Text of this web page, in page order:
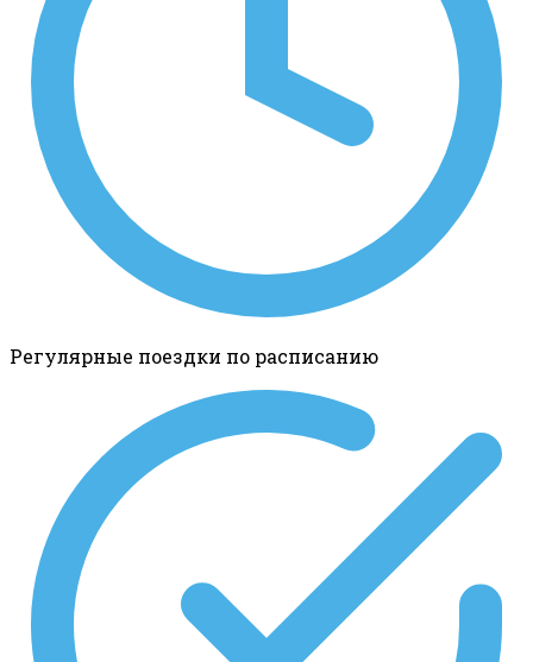
Регулярные поездки по расписанию